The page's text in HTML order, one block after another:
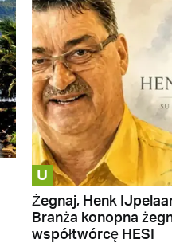
U
Żegnaj, Henk
Branża konopna
współtwórcę HESI